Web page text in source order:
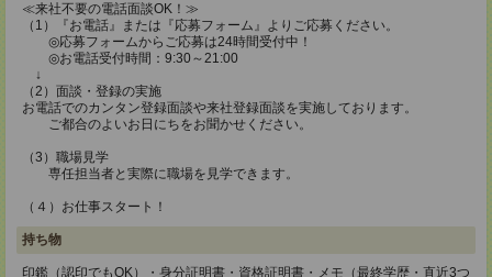
≪来社不要の電話面談OK！≫
（1）『お電話』または『応募フォーム』よりご応募ください。
◎応募フォームからご応募は24時間受付中！
◎お電話受付時間：9:30～21:00
↓
（2）面談・登録の実施
お電話でのカンタン登録面談や来社登録面談を実施しております。
ご都合のよいお日にちをお聞かせください。
（3）職場見学
専任担当者と実際に職場を見学できます。
（４）お仕事スタート！
持ち物
印鑑（認印でもOK）・身分証明書・資格証明書・メモ（最終学歴・直近3つ